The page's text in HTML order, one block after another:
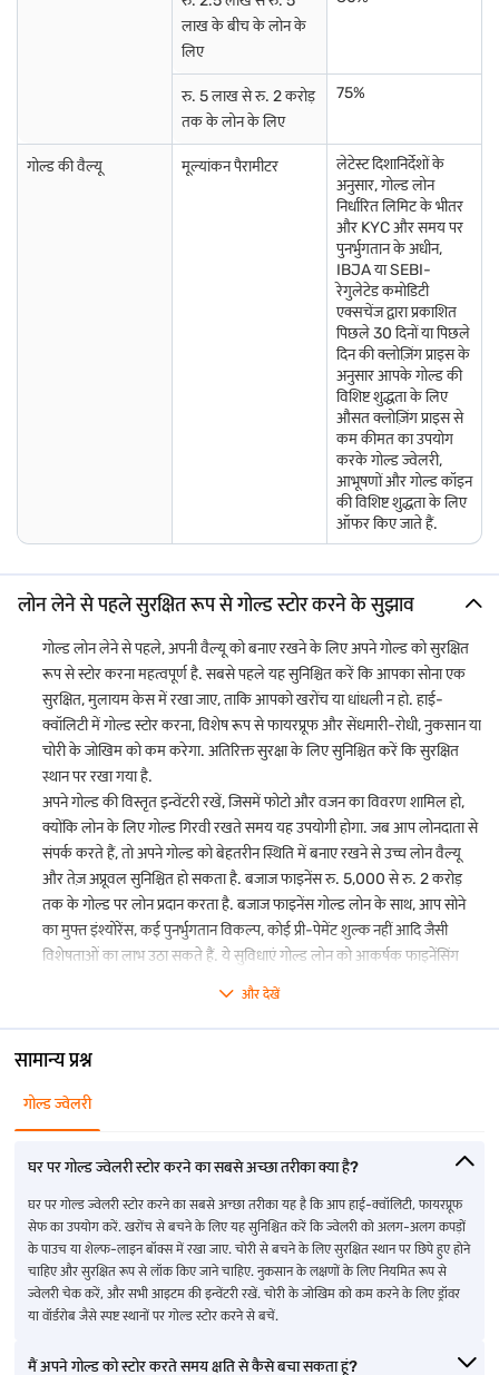
वॉल्ट में स्टोर किया जाए. कन्फर्म करें कि लोनदाता विशिष्ट स्टोरेज व्यवस्थाओं सहित
लोन एग्रीमेंट का स्पष्ट डॉक्यूमेंटेशन प्रदान करता है. अंत में, किसी भी जटिलता से बचने के
लिए हमेशा अपने गोल्ड और पुनर्भुगतान प्रोसेस को ट्रैक करें.
लाख के बीच के लोन के
लिए
रु. 5 लाख से रु. 2 करोड़
तक के लोन के लिए
75%
गोल्ड की वैल्यू मूल्यांकन पैरामीटर
लेटेस्ट दिशानिर्देशों के
अनुसार, गोल्ड लोन
निर्धारित लिमिट के भीतर
और KYC और समय पर
पुनर्भुगतान के अधीन,
IBJA या SEBI-
रेगुलेटेड कमोडिटी
एक्सचेंज द्वारा प्रकाशित
पिछले 30 दिनों या पिछले
दिन की क्लोज़िंग प्राइस के
अनुसार आपके गोल्ड की
विशिष्ट शुद्धता के लिए
औसत क्लोज़िंग प्राइस से
कम कीमत का उपयोग
करके गोल्ड ज्वेलरी,
आभूषणों और गोल्ड कॉइन
की विशिष्ट शुद्धता के लिए
ऑफर किए जाते हैं.
लोन लेने से पहले सुरक्षित रूप से गोल्ड स्टोर करने के सुझाव
गोल्ड लोन लेने से पहले, अपनी वैल्यू को बनाए रखने के लिए अपने गोल्ड को सुरक्षित
रूप से स्टोर करना महत्वपूर्ण है. सबसे पहले यह सुनिश्चित करें कि आपका सोना एक
सुरक्षित, मुलायम केस में रखा जाए, ताकि आपको खरोंच या धांधली न हो. हाई-
क्वॉलिटी में गोल्ड स्टोर करना, विशेष रूप से फायरप्रूफ और सेंधमारी-रोधी, नुकसान या
चोरी के जोखिम को कम करेगा. अतिरिक्त सुरक्षा के लिए सुनिश्चित करें कि सुरक्षित
स्थान पर रखा गया है.
अपने गोल्ड की विस्तृत इन्वेंटरी रखें, जिसमें फोटो और वजन का विवरण शामिल हो,
क्योंकि लोन के लिए गोल्ड गिरवी रखते समय यह उपयोगी होगा. जब आप लोनदाता से
संपर्क करते हैं, तो अपने गोल्ड को बेहतरीन स्थिति में बनाए रखने से उच्च लोन वैल्यू
और तेज़ अप्रूवल सुनिश्चित हो सकता है. बजाज फाइनेंस रु. 5,000 से रु. 2 करोड़
तक के गोल्ड पर लोन प्रदान करता है. बजाज फाइनेंस गोल्ड लोन के साथ, आप सोने
का मुफ्त इंश्योरेंस, कई पुनर्भुगतान विकल्प, कोई प्री-पेमेंट शुल्क नहीं आदि जैसी
विशेषताओं का लाभ उठा सकते हैं. ये सुविधाएं गोल्ड लोन को आकर्षक फाइनेंसिंग
और देखें
सामान्य प्रश्न
गोल्ड ज्वेलरी
घर पर गोल्ड ज्वेलरी स्टोर करने का सबसे अच्छा तरीका क्या है?
घर पर गोल्ड ज्वेलरी स्टोर करने का सबसे अच्छा तरीका यह है कि आप हाई-क्वॉलिटी, फायरप्रूफ
सेफ का उपयोग करें. खरोंच से बचने के लिए यह सुनिश्चित करें कि ज्वेलरी को अलग-अलग कपड़ों
के पाउच या शेल्फ-लाइन बॉक्स में रखा जाए. चोरी से बचने के लिए सुरक्षित स्थान पर छिपे हुए होने
चाहिए और सुरक्षित रूप से लॉक किए जाने चाहिए. नुकसान के लक्षणों के लिए नियमित रूप से
ज्वेलरी चेक करें, और सभी आइटम की इन्वेंटरी रखें. चोरी के जोखिम को कम करने के लिए ड्रॉवर
या वॉर्डरोब जैसे स्पष्ट स्थानों पर गोल्ड स्टोर करने से बचें.
मैं अपने गोल्ड को स्टोर करते समय क्षति से कैसे बचा सकता हूं?